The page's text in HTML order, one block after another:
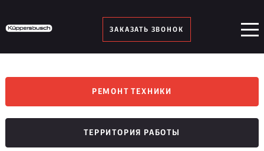
ЗАКАЗАТЬ ЗВОНОК
РЕМОНТ ТЕХНИКИ
ТЕРРИТОРИЯ РАБОТЫ